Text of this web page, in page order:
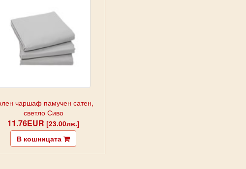
чаршаф памучен сатен,
светло Сиво
11.76EUR [23.00лв.]
В кошницата